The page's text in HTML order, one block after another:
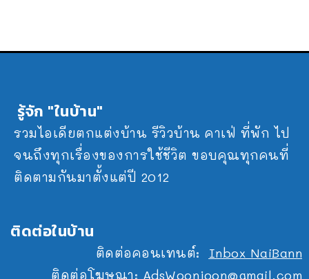
รู้จัก "ในบ้าน"
รวมไอเดียตกแต่งบ้าน รีวิวบ้าน คาเฟ่ ที่พัก ไป
จนถึงทุกเรื่องของการใช้ชีวิต ขอบคุณทุกคนที่
ติดตามกันมาตั้งแต่ปี 2012
ติดต่อในบ้าน
ติดต่อคอนเทนต์: Inbox NaiBann
ติดต่อโฆษณา: AdsWoonjoon@gmail.com